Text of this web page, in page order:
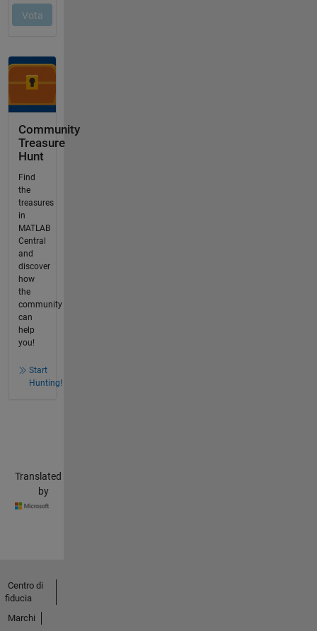
Community
Treasure
Hunt
Find
the
treasures
in
MATLAB
Central
and
discover
how
the
community
can
help
you!
Start
Hunting!
Translated
by
Centro di
fiducia
Marchi